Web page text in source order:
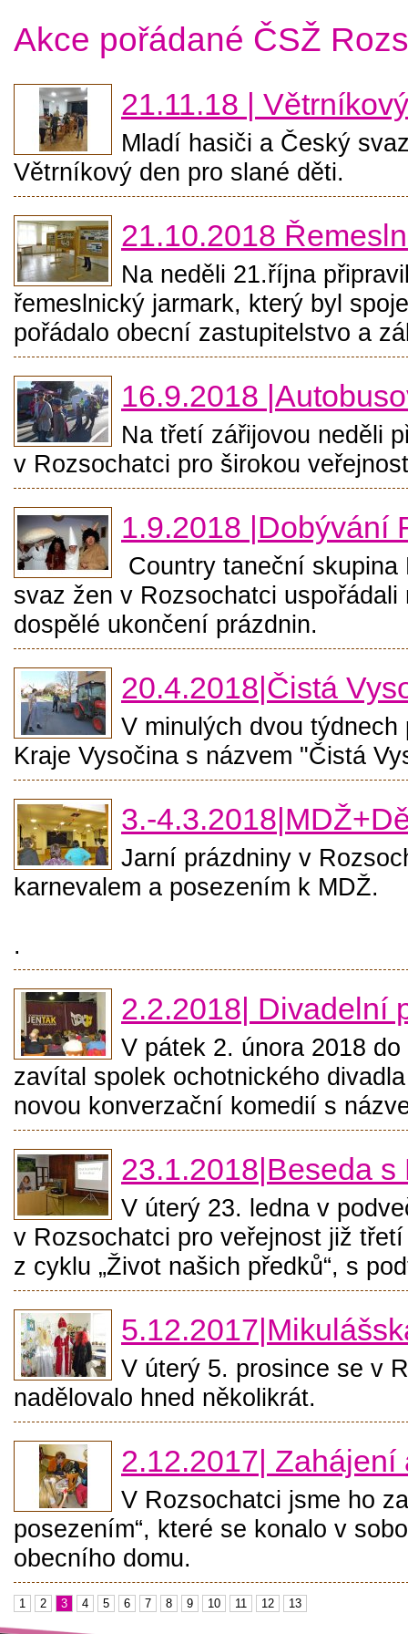
Akce pořádané ČSŽ
21.11.18 |
Mladí hasiči a Český
Větrníkový den pro slané děti.
21.10.2018
Na neděli 21.října
řemeslnický jarmark, který byl
pořádalo obecní zastupitelstvo a
16.9.2018
Na třetí zářijovou neděli
v Rozsochatci pro širokou
1.9.2018 |Dobývání
Country taneční
svaz žen v Rozsochatci
dospělé ukončení prázdnin.
20.4.2018|Čistá
V minulých dvou
Kraje Vysočina s názvem "Čistá
3.-
Jarní prázdniny v
karnevalem a posezením k MDŽ.
.
2.2.2018| Divadelní
V pátek 2. února 2018
zavítal spolek ochotnického
novou konverzační komedií s
23.1.2018|Beseda
V úterý 23. ledna v
v Rozsochatci pro veřejnost již
z cyklu „Život našich předků“, s
V úterý 5. prosince se v
nadělovalo hned několikrát.
2.12.2017| Zahájení
V Rozsochatci jsme ho
posezením“, které se konalo v
obecního domu.
1 2 3 4 5 6 7 8 9 10 11 12 13